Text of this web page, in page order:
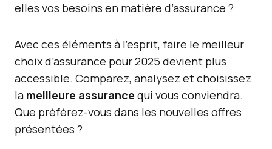
elles vos besoins en matière d’assurance ?
Avec ces éléments à l’esprit, faire le meilleur
choix d’assurance pour 2025 devient plus
accessible. Comparez, analysez et choisissez
la meilleure assurance qui vous conviendra.
Que préférez-vous dans les nouvelles offres
présentées ?